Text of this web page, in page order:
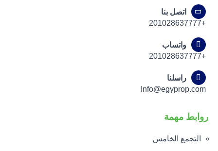
اتصل بنا
+201028637777
واتساب
+201028637777
راسلنا
Info@egyprop.com
روابط مهمة
التجمع الخامس